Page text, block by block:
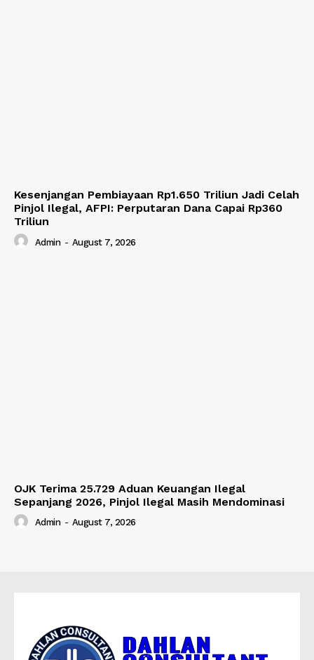
Kesenjangan Pembiayaan Rp1.650 Triliun Jadi Celah
Pinjol Ilegal, AFPI: Perputaran Dana Capai Rp360
Triliun
Admin - August 7, 2026
OJK Terima 25.729 Aduan Keuangan Ilegal
Sepanjang 2026, Pinjol Ilegal Masih Mendominasi
Admin - August 7, 2026